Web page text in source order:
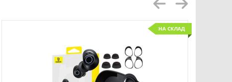
НА СКЛАД